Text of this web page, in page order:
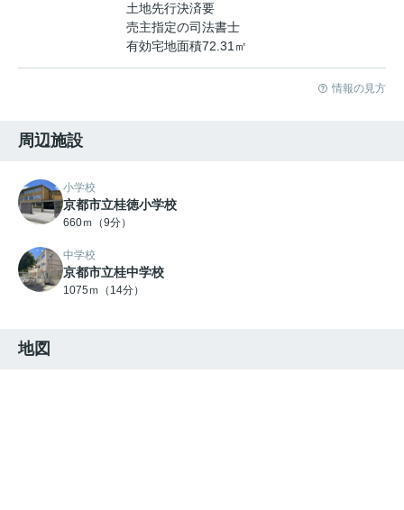
土地先行決済要
売主指定の司法書士
有効宅地面積72.31㎡
情報の見方
周辺施設
小学校
京都市立桂徳小学校
660ｍ（9分）
中学校
京都市立桂中学校
1075ｍ（14分）
地図